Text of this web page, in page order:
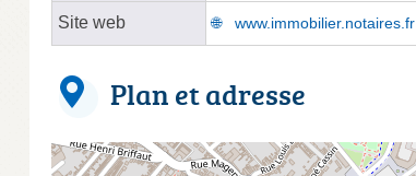
Site web www.immobilier.notaires.fr
Plan et adresse